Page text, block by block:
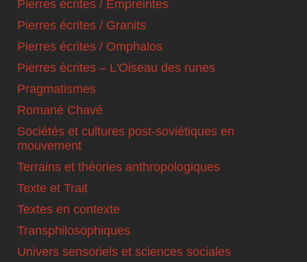
Pierres écrites / Empreintes
Pierres écrites / Granits
Pierres écrites / Omphalos
Pierres écrites – L'Oiseau des runes
Pragmatismes
Romané Chavé
Sociétés et cultures post-soviétiques en
mouvement
Terrains et théories anthropologiques
Texte et Trait
Textes en contexte
Transphilosophiques
Univers sensoriels et sciences sociales